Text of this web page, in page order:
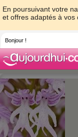
En poursuivant votre
et offres adaptés à vos
Bonjour !